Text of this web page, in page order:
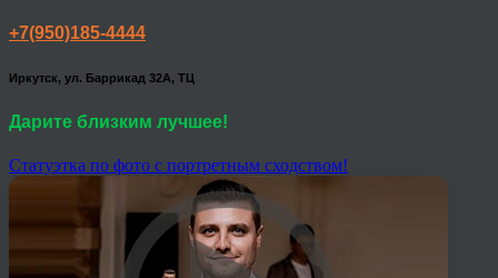
+7(950)185-4444
Иркутск, ул. Баррикад 32А, ТЦ
Дарите близким лучшее!
Статуэтка по фото с портретным сходством!